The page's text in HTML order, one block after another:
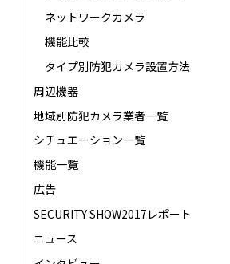
ネットワークカメラ
機能比較
タイプ別防犯カメラ設置方法
周辺機器
地域別防犯カメラ業者一覧
シチュエーション一覧
機能一覧
広告
SECURITY SHOW2017レポート
ニュース